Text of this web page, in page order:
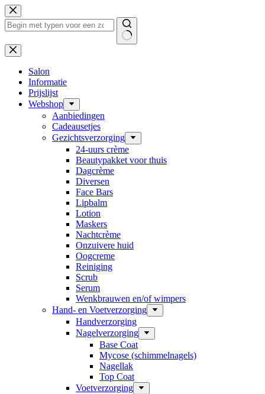
Ga
naar
de
Geen
resultaten
Salon
Informatie
Prijslijst
Webshop
Aanbiedingen
Cadeausetjes
Gezichtsverzorging
24-uurs crème
Beautypakket voor thuis
Dagcrème
Diversen
Face Bars
Lipbalm
Lotion
Maskers
Nachtcrème
Onzuivere huid
Oogcreme
Reiniging
Scrub
Serum
Wenkbrauwen en/of wimpers
Hand- en Voetverzorging
Handverzorging
Nagelverzorging
Base Coat
Mycose (schimmelnagels)
Nagellak
Top Coat
Voetverzorging